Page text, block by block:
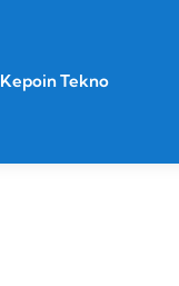
Kepoin Tekno